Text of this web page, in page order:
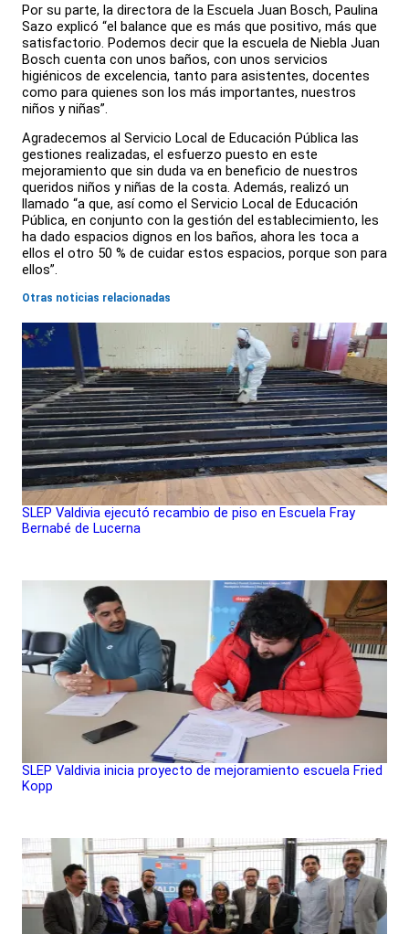
Por su parte, la directora de la Escuela Juan Bosch, Paulina
Sazo explicó “el balance que es más que positivo, más que
satisfactorio. Podemos decir que la escuela de Niebla Juan
Bosch cuenta con unos baños, con unos servicios
higiénicos de excelencia, tanto para asistentes, docentes
como para quienes son los más importantes, nuestros
niños y niñas”.
Agradecemos al Servicio Local de Educación Pública las
gestiones realizadas, el esfuerzo puesto en este
mejoramiento que sin duda va en beneficio de nuestros
queridos niños y niñas de la costa. Además, realizó un
llamado “a que, así como el Servicio Local de Educación
Pública, en conjunto con la gestión del establecimiento, les
ha dado espacios dignos en los baños, ahora les toca a
ellos el otro 50 % de cuidar estos espacios, porque son para
ellos”.
Otras noticias relacionadas
SLEP Valdivia ejecutó recambio de piso en Escuela Fray
Bernabé de Lucerna
SLEP Valdivia inicia proyecto de mejoramiento escuela Fried
Kopp